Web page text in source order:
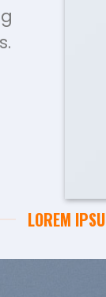
LOREM